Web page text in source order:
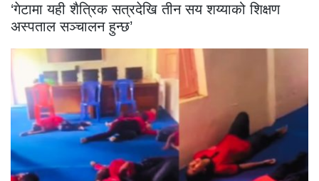
‘गेटामा यही शैत्रिक सत्रदेखि तीन सय शय्याको शिक्षण
अस्पताल सञ्चालन हुन्छ’